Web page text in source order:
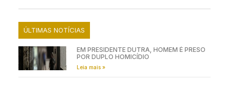
ÚLTIMAS NOTÍCIAS
EM PRESIDENTE DUTRA, HOMEM É PRESO
POR DUPLO HOMICÍDIO
Leia mais »